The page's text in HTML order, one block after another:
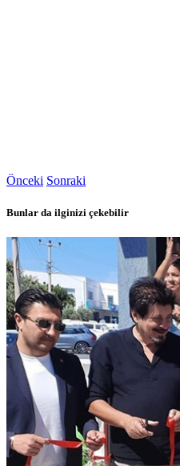
Önceki Sonraki
Bunlar da ilginizi çekebilir